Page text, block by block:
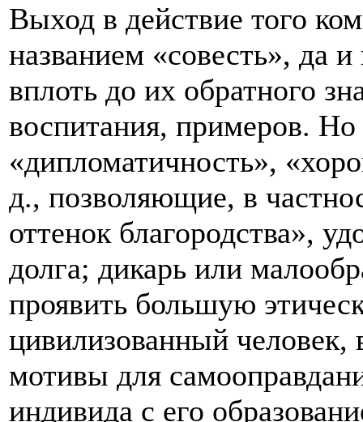
Выход в действие того
названием «совесть», да
вплоть до их обратного
воспитания, примеров.
«дипломатичность»,
д., позволяющие, в
оттенок благородства»,
долга; дикарь или
проявить большую
цивилизованный
мотивы для
индивида с его